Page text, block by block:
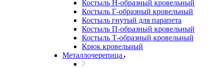
Костыль H-образный кровельный
Костыль Г-образный кровельный
Костыль гнутый для парапета
Костыль П-образный кровельный
Костыль Т-образный кровельный
Крюк кровельный
Металлочерепица